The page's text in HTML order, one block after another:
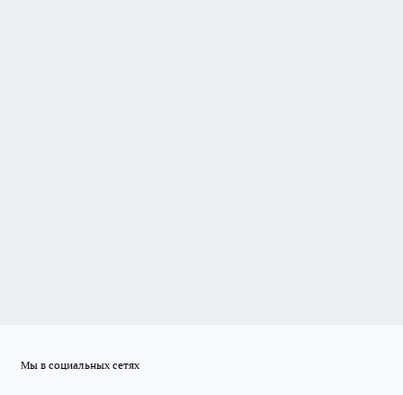
Мы в социальных сетях